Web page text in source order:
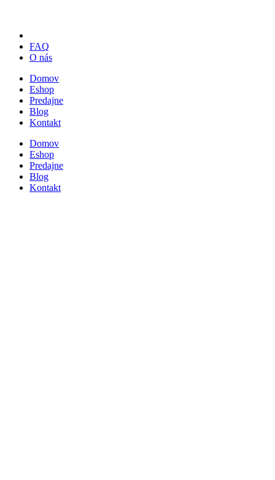
FAQ
O nás
Domov
Eshop
Predajne
Blog
Kontakt
Domov
Eshop
Predajne
Blog
Kontakt